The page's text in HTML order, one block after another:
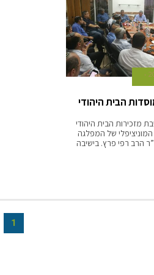
הבית היהודי
מזכירות הבית היהודי
של המפלגה
הרב רפי פרץ. בישיבה
1